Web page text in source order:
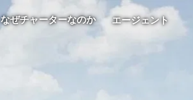
なぜチャーターなのか エージェント